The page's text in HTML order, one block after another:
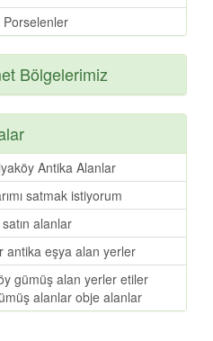
Porselenler
Bölgelerimiz
Antika Alanlar
satmak istiyorum
alanlar
antika eşya alan yerler
gümüş alan yerler etiler
alanlar obje alanlar